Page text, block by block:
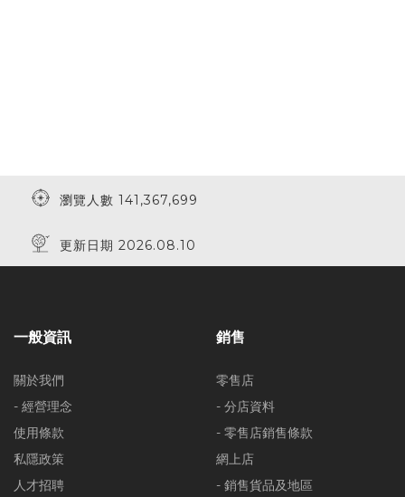
瀏覽人數 141,367,699
更新日期 2026.08.10
一般資訊
關於我們
- 經營理念
使用條款
私隱政策
人才招聘
銷售
零售店
- 分店資料
- 零售店銷售條款
網上店
- 銷售貨品及地區